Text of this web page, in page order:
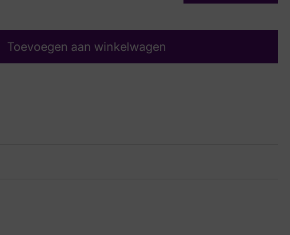
Toevoegen aan winkelwagen
G